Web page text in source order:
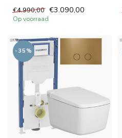
combineert hig-tech
technologie, co...
€4.990,00 €3.090,00
Op voorraad
-35%